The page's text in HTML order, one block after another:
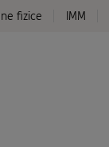
fizice IMM